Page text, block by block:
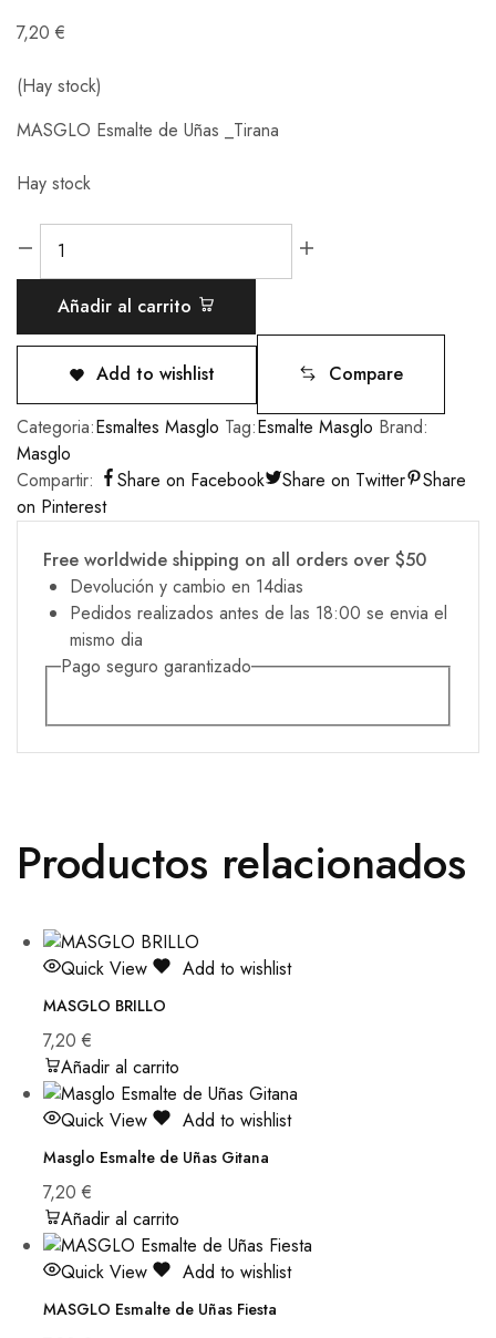
7,20 €
(Hay stock)
MASGLO Esmalte de Uñas _Tirana
Hay stock
Añadir al carrito
Add to wishlist Compare
Categoria:Esmaltes Masglo Tag:Esmalte Masglo Brand:
Masglo
Compartir:
Share on Facebook Share on Twitter
Share
on Pinterest
Free worldwide shipping on all orders over $50
Devolución y cambio en 14dias
Pedidos realizados antes de las 18:00 se envia el
mismo dia
Pago seguro garantizado
Productos relacionados
Quick View Add to wishlist
MASGLO BRILLO
7,20 €
Añadir al carrito
Quick View Add to wishlist
Masglo Esmalte de Uñas Gitana
7,20 €
Añadir al carrito
Quick View Add to wishlist
MASGLO Esmalte de Uñas Fiesta